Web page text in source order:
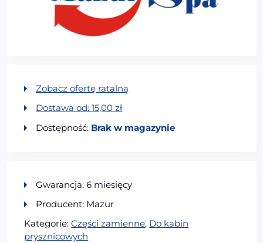
Zobacz ofertę ratalną
Dostawa od:15,00zł
Dostępność: Brak w magazynie
Gwarancja: 6 miesięcy
Producent: Mazur
Kategorie:Części zamienne, Do kabin
prysznicowych